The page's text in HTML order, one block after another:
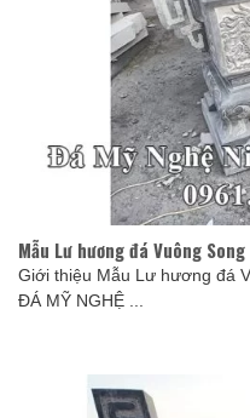
Mẫu Lư hương đá Vuông
Giới thiệu Mẫu Lư hương đá
ĐÁ MỸ NGHỆ ...